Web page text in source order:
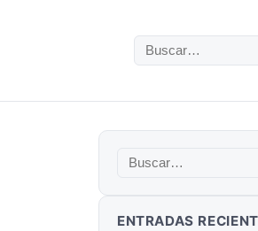
Buscar:
Buscar:
ENTRADAS